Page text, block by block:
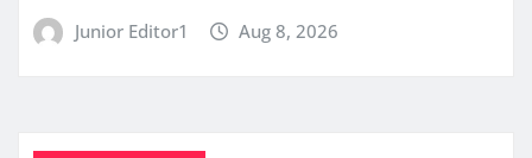
Junior Editor1 Aug 8, 2026